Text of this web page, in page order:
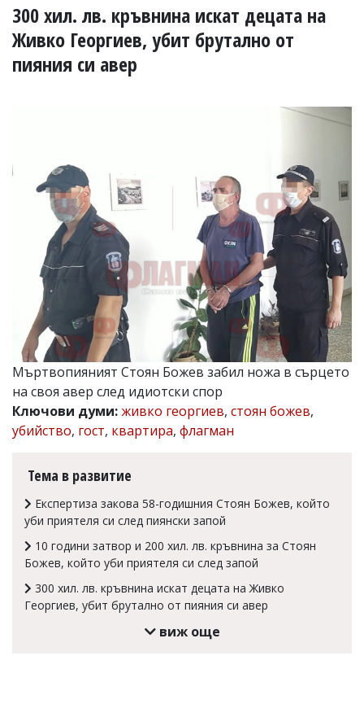
В
УКРАЙНА
СПОРТ
Управители:
Веселин
Василев,
v.vasilev@flagman.bg
Касабова,
k.kassabova@flagman.bg
Главен
редактор:
Иван
Колев,
email:
office@flagman.bg
Коментарите
под
статиите
въвеждат
читателите
редакцията
носи
отговорност
300 хил. лв. кръвнина искат децата на
Живко Георгиев, убит брутално от
пияния си авер
Мъртвопияният Стоян Божев забил ножа в сърцето
на своя авер след идиотски спор
Ключови думи:живко георгиев, стоян божев,
убийство, гост, квартира, флагман
Тема в развитие
Експертиза закова 58-годишния Стоян Божев, който
уби приятеля си след пиянски запой
10 години затвор и 200 хил. лв. кръвнина за Стоян
Божев, който уби приятеля си след запой
300 хил. лв. кръвнина искат децата на Живко
Георгиев, убит брутално от пияния си авер
виж още